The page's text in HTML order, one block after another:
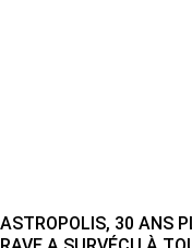
ASTROPOLIS, 30 ANS